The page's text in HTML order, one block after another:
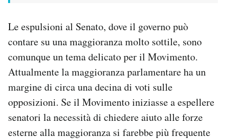
Le espulsioni al Senato, dove il governo può
contare su una maggioranza molto sottile, sono
comunque un tema delicato per il Movimento.
Attualmente la maggioranza parlamentare ha un
margine di circa una decina di voti sulle
opposizioni. Se il Movimento iniziasse a espellere
senatori la necessità di chiedere aiuto alle forze
esterne alla maggioranza si farebbe più frequente